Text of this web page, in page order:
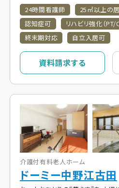
24時間看護師
25㎡以上の
認知症可
リハビリ強化（
終末期対応
自立入居可
資料請求する
介護付有料老人ホーム
ドーミー中野江古田